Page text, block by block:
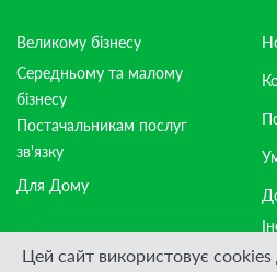
Великому бізнесу
Середньому та малому
бізнесу
Постачальникам послуг
зв'язку
Для Дому
Цей сайт використовує